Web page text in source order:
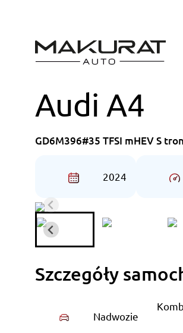
Audi A4
GD6M396#35 TFSI mHEV S
2024
Szczegóły
Nadwozie